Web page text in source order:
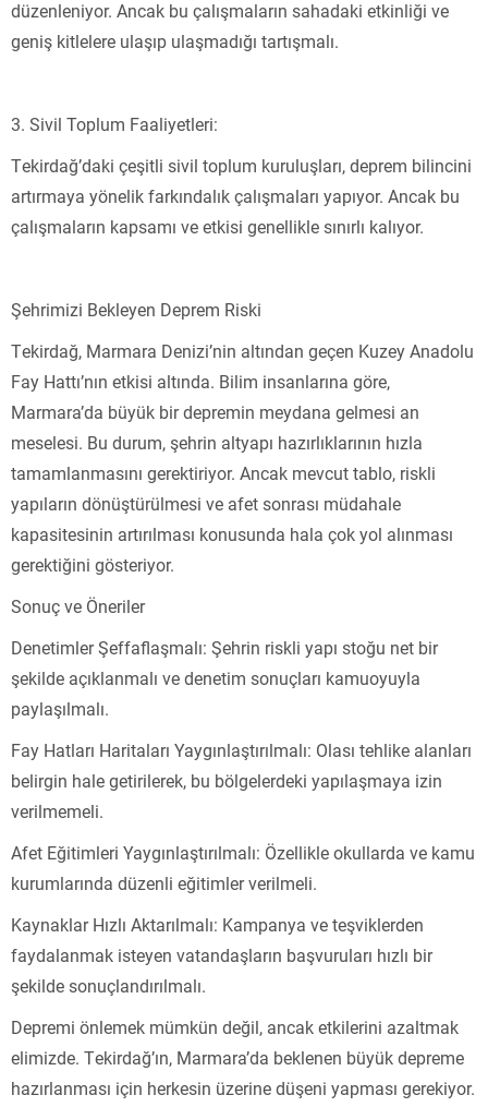
düzenleniyor. Ancak bu çalışmaların sahadaki etkinliği ve
geniş kitlelere ulaşıp ulaşmadığı tartışmalı.
3. Sivil Toplum Faaliyetleri:
Tekirdağ’daki çeşitli sivil toplum kuruluşları, deprem bilincini
artırmaya yönelik farkındalık çalışmaları yapıyor. Ancak bu
çalışmaların kapsamı ve etkisi genellikle sınırlı kalıyor.
Şehrimizi Bekleyen Deprem Riski
Tekirdağ, Marmara Denizi’nin altından geçen Kuzey Anadolu
Fay Hattı’nın etkisi altında. Bilim insanlarına göre,
Marmara’da büyük bir depremin meydana gelmesi an
meselesi. Bu durum, şehrin altyapı hazırlıklarının hızla
tamamlanmasını gerektiriyor. Ancak mevcut tablo, riskli
yapıların dönüştürülmesi ve afet sonrası müdahale
kapasitesinin artırılması konusunda hala çok yol alınması
gerektiğini gösteriyor.
Sonuç ve Öneriler
Denetimler Şeffaflaşmalı: Şehrin riskli yapı stoğu net bir
şekilde açıklanmalı ve denetim sonuçları kamuoyuyla
paylaşılmalı.
Fay Hatları Haritaları Yaygınlaştırılmalı: Olası tehlike alanları
belirgin hale getirilerek, bu bölgelerdeki yapılaşmaya izin
verilmemeli.
Afet Eğitimleri Yaygınlaştırılmalı: Özellikle okullarda ve kamu
kurumlarında düzenli eğitimler verilmeli.
Kaynaklar Hızlı Aktarılmalı: Kampanya ve teşviklerden
faydalanmak isteyen vatandaşların başvuruları hızlı bir
şekilde sonuçlandırılmalı.
Depremi önlemek mümkün değil, ancak etkilerini azaltmak
elimizde. Tekirdağ’ın, Marmara’da beklenen büyük depreme
hazırlanması için herkesin üzerine düşeni yapması gerekiyor.